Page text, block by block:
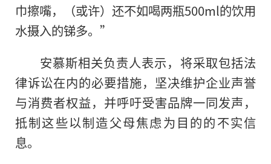
巾擦嘴，（或许）还不如喝两瓶500ml的饮用
水摄入的锑多。”
安慕斯相关负责人表示，将采取包括法
律诉讼在内的必要措施，坚决维护企业声誉
与消费者权益，并呼吁受害品牌一同发声，
抵制这些以制造父母焦虑为目的的不实信
息。